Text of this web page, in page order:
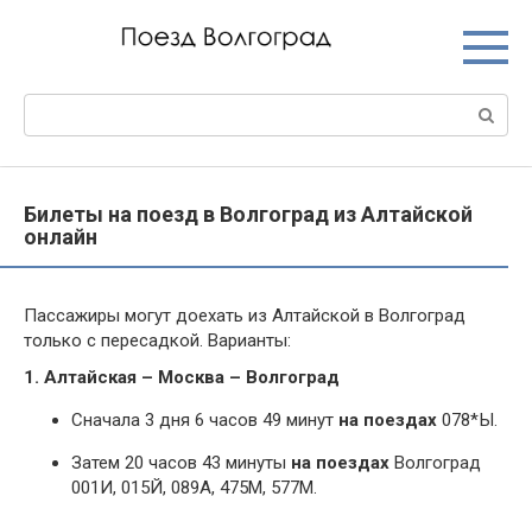
Билеты на поезд в Волгоград из Алтайской
онлайн
Пассажиры могут доехать из Алтайской в Волгоград
только с пересадкой. Варианты:
1. Алтайская – Москва – Волгоград
Сначала 3 дня 6 часов 49 минут на поездах 078*Ы.
Затем 20 часов 43 минуты на поездах Волгоград
001И, 015Й, 089А, 475М, 577М.